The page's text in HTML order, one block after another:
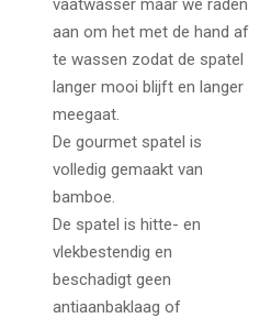
vaatwasser maar we raden
aan om het met de hand af
te wassen zodat de spatel
langer mooi blijft en langer
meegaat.
De gourmet spatel is
volledig gemaakt van
bamboe.
De spatel is hitte- en
vlekbestendig en
beschadigt geen
antiaanbaklaag of